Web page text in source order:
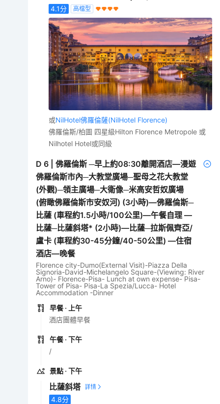
4.1分 高檔型
或NilHotel佛羅倫薩(NilHotel Florence)
佛羅倫斯/柏圖 四星級Hilton Florence Metropole 或
Nilhotel Hotel或同級
D6 |佛羅倫斯 ─早上約08:30離開酒店—漫遊
佛羅倫斯市內─大教堂廣場─聖母之花大教堂
(外觀)─領主廣場─大衛像─米高安哲奴廣場
(俯瞰佛羅倫斯市安奴河) (3小時)—佛羅倫斯─
比薩 (車程約1.5小時/100公里)—午餐自理 —
比薩─比薩斜塔* (2小時)—比薩─拉斯佩齊亞/
盧卡 (車程約30-45分鐘/40-50公里) —住宿
酒店—晚餐
Florence city-Dumo(External Visit)-Piazza Della
Signoria-David-Michelangelo Square-(Viewing: River
Arno)- Florence-Pisa- Lunch at own expense- Pisa-
Tower of Pisa- Pisa-La Spezia/Lucca- Hotel
Accommodation -Dinner
早餐 · 上午
酒店團體早餐
午餐 · 下午
/
景點 · 下午
比薩斜塔
4.8分